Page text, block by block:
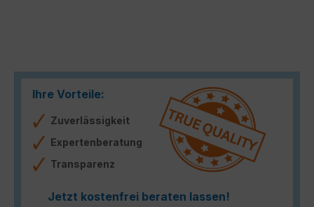
Ihre Vorteile:
Zuverlässigkeit
Expertenberatung
Transparenz
Jetzt kostenfrei beraten lassen!